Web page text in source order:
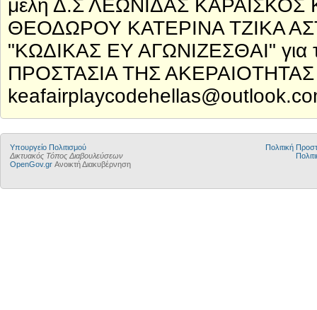
μέλη Δ.Σ ΛΕΩΝΙΔΑΣ
ΘΕΟΔΩΡΟΥ ΚΑΤΕΡΙΝΑ ΤΖΙΚΑ
"ΚΩΔΙΚΑΣ ΕΥ ΑΓΩΝΙΖΕΣΘΑΙ"
ΠΡΟΣΤΑΣΙΑ ΤΗΣ
Υπουργείο Πολιτισμού
Δικτυακός Τόπος Διαβουλεύσεων
OpenGov.gr Ανοικτή Διακυβέρνηση
Πολιτική